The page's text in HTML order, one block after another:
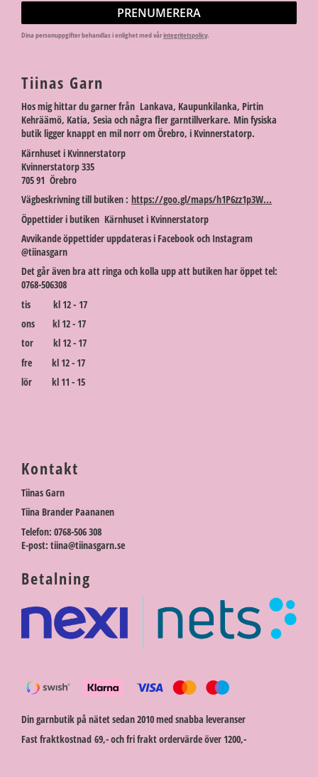
PRENUMERERA
Dina personuppgifter behandlas i enlighet med vårintegritetspolicy.
Tiinas Garn
Hos mig hittar du garner från Lankava, Kaupunkilanka, Pirtin
Kehräämö, Katia, Sesia och några fler garntillverkare. Min fysiska
butik ligger knappt en mil norr om Örebro, i Kvinnerstatorp.
Kärnhuset i Kvinnerstatorp
Kvinnerstatorp 335
705 91 Örebro
Vägbeskrivning till butiken : https://goo.gl/maps/h1P6zz1p3W...
Öppettider i butiken Kärnhuset i Kvinnerstatorp
Avvikande öppettider uppdateras i Facebook och Instagram
@tiinasgarn
Det går även bra att ringa och kolla upp att butiken har öppet tel:
0768-506308
tis kl 12 - 17
ons kl 12 - 17
tor kl 12 - 17
fre kl 12 - 17
lör kl 11 - 15
Kontakt
Tiinas Garn
Tiina Brander Paananen
Telefon: 0768-506 308
E-post: tiina@tiinasgarn.se
Betalning
Din garnbutik på nätet sedan 2010 med snabba leveranser
Fast fraktkostnad 69,- och fri frakt ordervärde över 1200,-